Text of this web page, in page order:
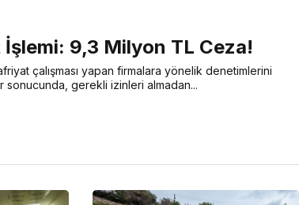
9,3 Milyon TL Ceza!
çalışması yapan firmalara yönelik denetimlerini
sonucunda, gerekli izinleri almadan...